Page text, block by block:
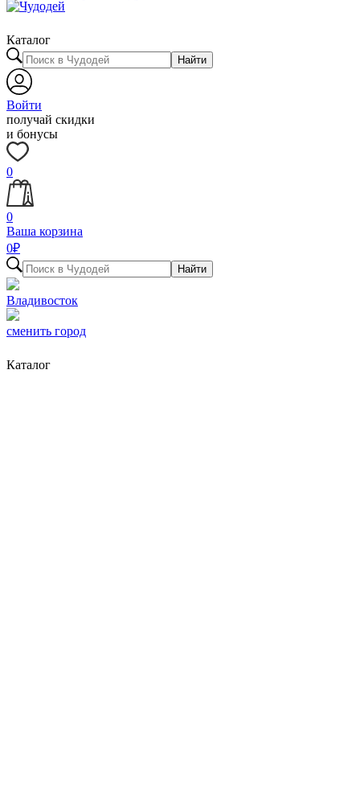
Каталог
Найти
Войти
получай скидки
и бонусы
0
0
Ваша корзина
0₽
Найти
Владивосток
сменить город
Каталог